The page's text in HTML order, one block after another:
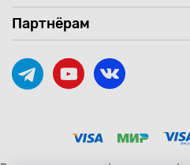
Партнёрам